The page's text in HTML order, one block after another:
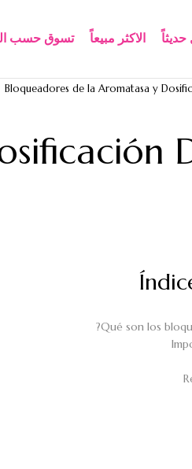
الاكثر مبيعاً​ تسوق حسب
Bloqueadores de la Aromatasa y